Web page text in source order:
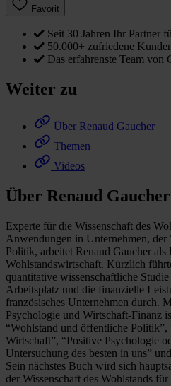
Favorit
Seit 30 Jahren Ihr Partner
50.000+ zufriedene
Das erfahrenste Team von
Weiter zu
Über Renaud Gaucher
Themen
Videos
Über Renaud Gaucher
Experte für die Wissenschaft des
Anwendungen in Unternehmen,
Politik, arbeitet Renaud Gaucher
Wohlstandswirtschaft. Kürzlich
quantitative wissenschaftliche
Arbeitsplatz und die finanzielle
französisches Unternehmen durch.
Psychologie und Wirtschaft-Finanz
“Wohlstand und öffentliche Politik”,
Wirtschaft”, “Positive Psychologie
Untersuchung des besten in uns”
Sein nächstes Buch wird sich
der Wissenschaft des Wohlstands